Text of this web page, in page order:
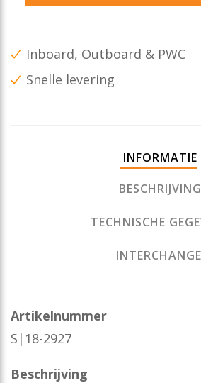
Inboard, Outboard & PWC
Snelle levering
INFORMATIE
BESCHRIJVING
TECHNISCHE
INTERCHANGE
Artikelnummer
S|18-2927
Beschrijving